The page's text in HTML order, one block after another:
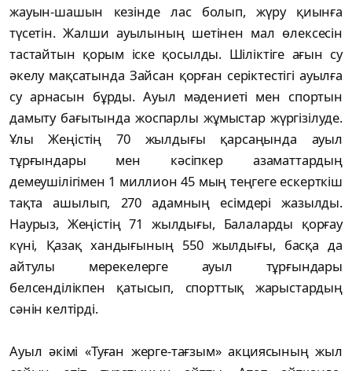
жауын-шашын кезінде лас болып, жүру қиынға
түсетін. Жалши ауылының шетінен мал өлексесін
тастайтын қорым іске қосылды. Шіліктіге ағын су
әкелу мақсатында Зайсан қорған серіктестігі ауылға
су арнасын бұрды. Ауыл мәдениеті мен спортын
дамыту бағытында жоспарлы жұмыстар жүргізілуде.
Ұлы Жеңістің 70 жылдығы қарсаңында ауыл
тұрғындары мен кәсіпкер азаматтардың
демеушілігімен 1 миллион 45 мың теңгеге ескерткіш
тақта ашылып, 270 адамның есімдері жазылды.
Наурыз, Жеңістің 71 жылдығы, Балаларды қорғау
күні, Қазақ хандығының 550 жылдығы, басқа да
айтулы мерекелерге ауыл тұрғындары
белсенділікпен қатысып, спорттық жарыстардың
сәнін келтірді.
Ауыл әкімі «Туған жерге-тағзым» акциясының жыл